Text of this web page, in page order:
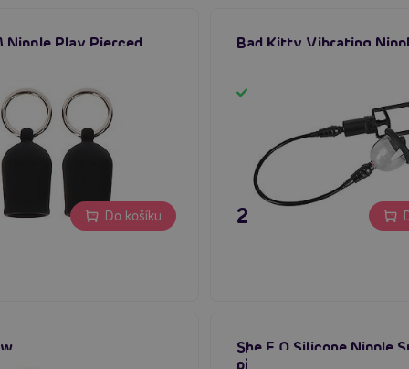
Nipple Play Pierced
(Black)
Do košíku
Bad Kitty Vibrating
23,80 €
She.E.O Silicone Nipple
přísavky na bradavky